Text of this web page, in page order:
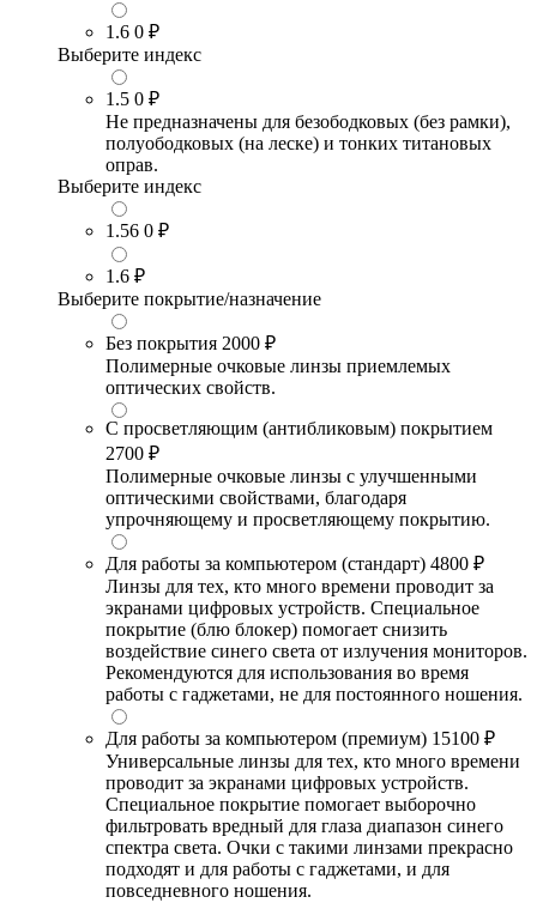
1.6 0 ₽
Выберите индекс
1.5 0 ₽
Не предназначены для безободковых (без рамки),
полуободковых (на леске) и тонких титановых
оправ.
Выберите индекс
1.56 0 ₽
1.6 ₽
Выберите покрытие/назначение
Без покрытия 2000 ₽
Полимерные очковые линзы приемлемых
оптических свойств.
С просветляющим (антибликовым) покрытием
2700 ₽
Полимерные очковые линзы с улучшенными
оптическими свойствами, благодаря
упрочняющему и просветляющему покрытию.
Для работы за компьютером (стандарт) 4800 ₽
Линзы для тех, кто много времени проводит за
экранами цифровых устройств. Специальное
покрытие (блю блокер) помогает снизить
воздействие синего света от излучения мониторов.
Рекомендуются для использования во время
работы с гаджетами, не для постоянного ношения.
Для работы за компьютером (премиум) 15100 ₽
Универсальные линзы для тех, кто много времени
проводит за экранами цифровых устройств.
Специальное покрытие помогает выборочно
фильтровать вредный для глаза диапазон синего
спектра света. Очки с такими линзами прекрасно
подходят и для работы с гаджетами, и для
повседневного ношения.